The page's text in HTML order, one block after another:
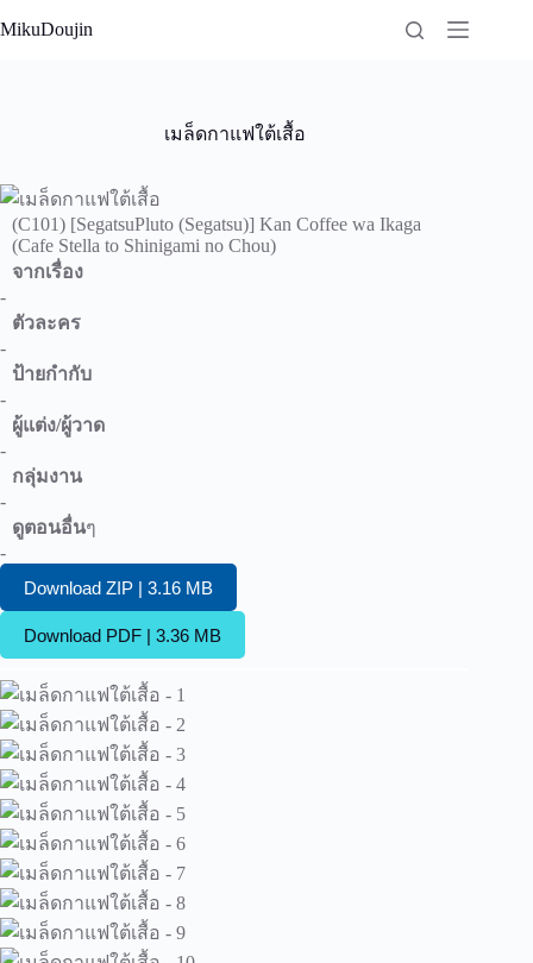
to
MikuDoujin
เมล็ดกาแฟใต้เสื้อ
(C101) [SegatsuPluto (Segatsu)] Kan Coffee wa Ikaga
(Cafe Stella to Shinigami no Chou)
จากเรื่อง
-
ตัวละคร
-
ป้ายกำกับ
-
ผู้แต่ง/ผู้วาด
-
กลุ่มงาน
-
ดูตอนอื่นๆ
-
Download ZIP | 3.16 MB
Download PDF | 3.36 MB